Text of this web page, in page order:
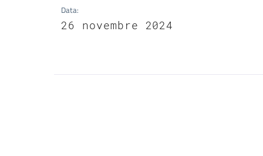
Data:
26 novembre 2024